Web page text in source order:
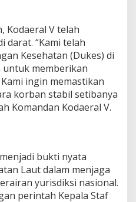
Kodaeral V telah
darat. “Kami telah
Kesehatan (Dukes) di
untuk memberikan
ingin memastikan
korban stabil setibanya
Komandan Kodaeral V.
bukti nyata
Laut dalam menjaga
yurisdiksi nasional.
perintah Kepala Staf